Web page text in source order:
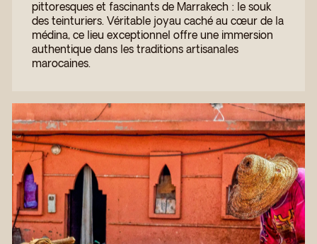
pittoresques et fascinants de Marrakech : le souk
des teinturiers. Véritable joyau caché au cœur de la
médina, ce lieu exceptionnel offre une immersion
authentique dans les traditions artisanales
marocaines.